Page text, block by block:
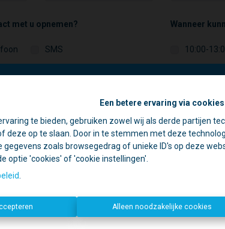
Een betere ervaring via cookies
te bieden, gebruiken zowel wij als derde partijen
op te slaan. Door in te stemmen met deze
gegevens zoals browsegedrag of unieke ID's op deze
optie 'cookies' of 'cookie instellingen'.
Alleen noodzakelijke cookies
met u opnemen?
SMS
Wanneer
10:00-
pand dat u wenst te verkopen?
Tijdens de zomer zijn we vaak op pad voor
Daarom is ons kantoor in de namiddag voornamelijk
Open deur?Kom gerust binnen, we helpen u
deur?
Dirk, Kurt en Lien